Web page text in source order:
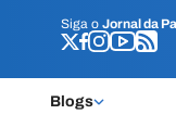
Siga o Jornal da
Blogs
Siga o Jornal da